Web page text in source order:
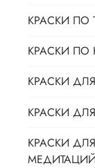
КРАСКИ ПО
КРАСКИ ПО
КРАСКИ
КРАСКИ
КРАСКИ